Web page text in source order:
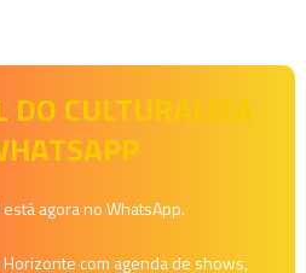
DO CULTURALIZA
está agora no WhatsApp.
com agenda de shows,